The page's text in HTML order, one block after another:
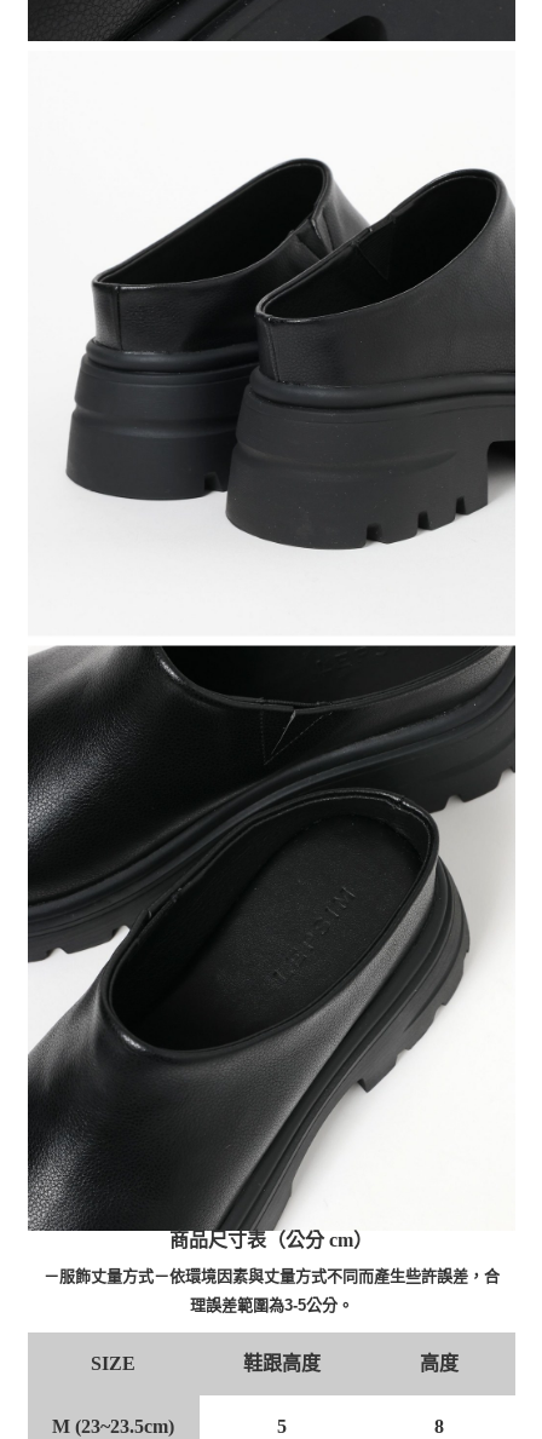
商品尺寸表（公分 cm）
－服飾丈量方式－依環境因素與丈量方式不同而產生些許誤差，合
理誤差範圍為3-5公分。
SIZE 鞋跟高度 高度
M (23~23.5cm) 5 8